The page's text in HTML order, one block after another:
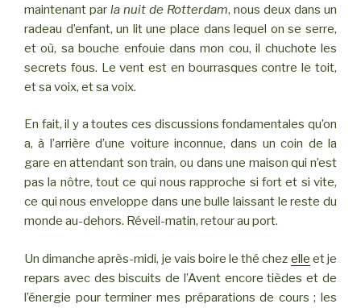
maintenant par la nuit de Rotterdam, nous deux dans un
radeau d’enfant, un lit une place dans lequel on se serre,
et où, sa bouche enfouie dans mon cou, il chuchote les
secrets fous. Le vent est en bourrasques contre le toit,
et sa voix, et sa voix.
En fait, il y a toutes ces discussions fondamentales qu’on
a, à l’arrière d’une voiture inconnue, dans un coin de la
gare en attendant son train, ou dans une maison qui n’est
pas la nôtre, tout ce qui nous rapproche si fort et si vite,
ce qui nous enveloppe dans une bulle laissant le reste du
monde au-dehors. Réveil-matin, retour au port.
Un dimanche après-midi, je vais boire le thé chez elle et je
repars avec des biscuits de l’Avent encore tièdes et de
l’énergie pour terminer mes préparations de cours ; les